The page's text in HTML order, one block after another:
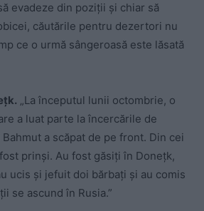
evadeze din poziții și chiar să
căutările pentru dezertori nu
ce o urmă sângeroasă este lăsată
„La începutul lunii octombrie, o
a luat parte la încercările de
a scăpat de pe front. Din cei
prinși. Au fost găsiți în Donețk,
ucis și jefuit doi bărbați și au comis
se ascund în Rusia.”